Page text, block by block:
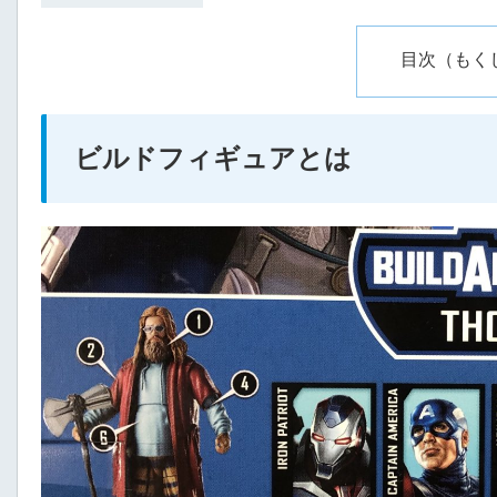
目次（もく
ビルドフィギュアとは